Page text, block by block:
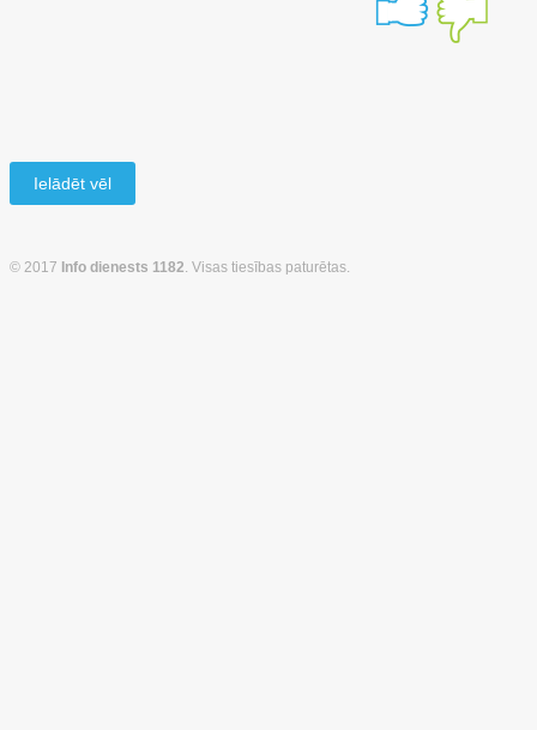
Ielādēt vēl
© 2017 Info dienests 1182 . Visas tiesības paturētas.